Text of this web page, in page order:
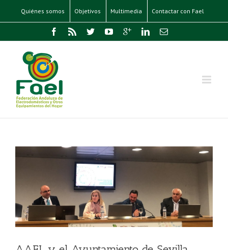
Quiénes somos Objetivos Multimedia Contactar con Fael